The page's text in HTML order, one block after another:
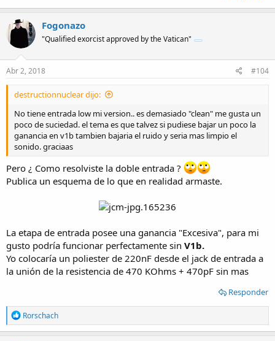
Fogonazo
"Qualified exorcist approved by the Vatican"
Abr 2, 2018 #104
destructionnuclear dijo:
No tiene entrada low mi version.. es demasiado "clean" me gusta un
poco de suciedad. el tema es que talvez si pudiese bajar un poco la
ganancia en v1b tambien bajaria el ruido y seria mas limpio el
sonido. graciaas
Pero ¿ Como resolviste la doble entrada ?
Publica un esquema de lo que en realidad armaste.
La etapa de entrada posee una ganancia "Excesiva", para mi
gusto podría funcionar perfectamente sin V1b.
Yo colocaría un poliester de 220nF desde el jack de entrada a
la unión de la resistencia de 470 KOhms + 470pF sin mas
Responder
R
e
a
Rorschach